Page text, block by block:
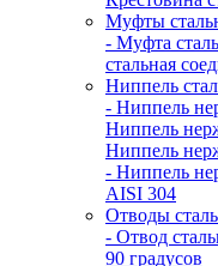
Муфты
- Муфта
стальная
Ниппель
- Ниппель
Ниппель
Ниппель
- Ниппель
AISI 304
Отводы
- Отвод
90 градусов